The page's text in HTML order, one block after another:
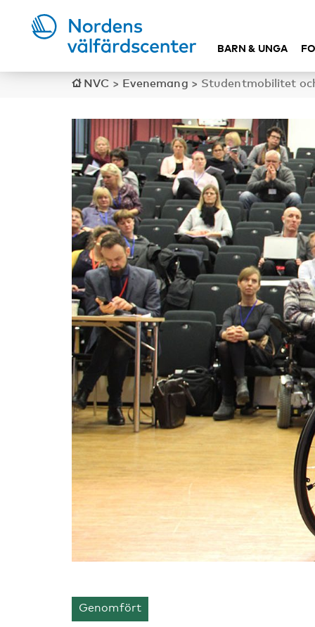
BARN & UNGA
NVC > Evenemang > Studentmobilitet
Genomfört